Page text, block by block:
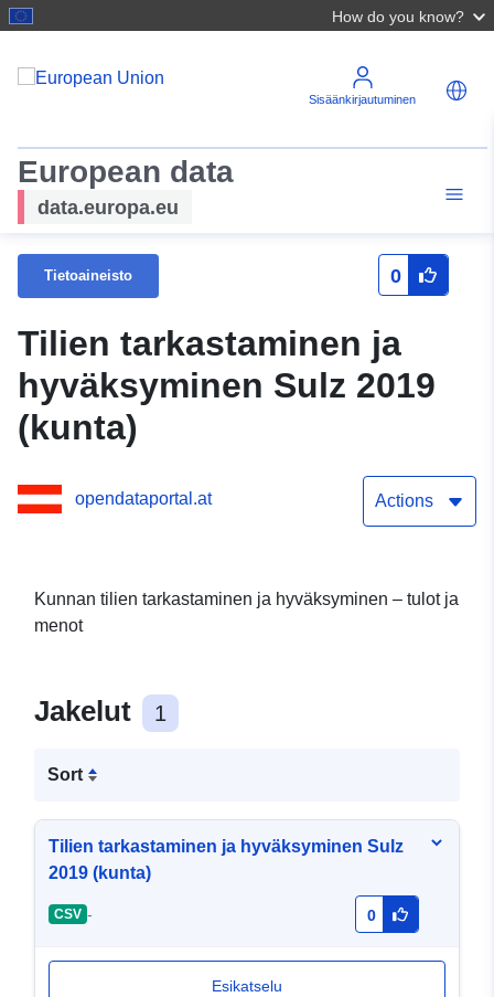
How do you know?
Sisäänkirjautuminen
European data
data.europa.eu
Tietoaineisto 0
Tilien tarkastaminen ja
hyväksyminen Sulz 2019
(kunta)
opendataportal.at Actions
Kunnan tilien tarkastaminen ja hyväksyminen – tulot ja
menot
Jakelut 1
Sort
Tilien tarkastaminen ja hyväksyminen Sulz
2019 (kunta)
CSV - 0
Esikatselu